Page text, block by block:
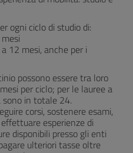
ogni ciclo di studio di:
12 mesi, anche per i
possono essere tra loro
per ciclo; per le lauree a
sono in totale 24.
corsi, sostenere esami,
esperienze di
disponibili presso gli enti
ulteriori tasse oltre